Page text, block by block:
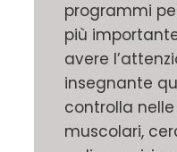
programmi
più
avere
insegnante
controlla
muscolari,